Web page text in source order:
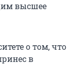
высшее
о том, что
в